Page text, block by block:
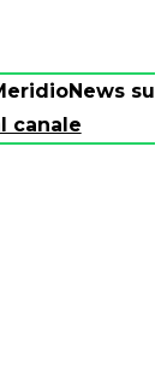
su
canale